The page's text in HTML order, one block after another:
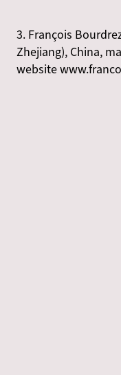
3. François
Zhejiang), China,
website